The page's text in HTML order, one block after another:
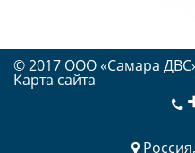
© 2017 OOO «Самара
Карта сайта